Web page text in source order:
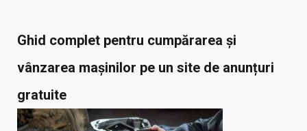
Ghid complet pentru cumpărarea și
vânzarea mașinilor pe un site de anunțuri
gratuite